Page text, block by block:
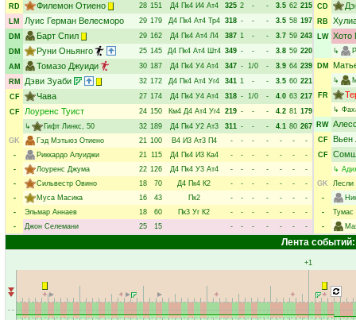
RD
Филемон Отиено 28 151 Д4 Пк4 И4 Ат4 325 2 - - 3.5 62 215
LM
Луис Герман Велесморо 29 179 Д4 Пк4 Ат4 Тр4 318 - - - 3.5 58 197
DM
Барт Спил 29 162 Д4 Пк4 Ат4 Л4 387 1 - - 3.7 59 243
DM
Руни Оньянго 25 145 Д4 Пк4 Ат4 Шт4 349 - - - 3.8 59 220
AM
Томазо Джуиди 30 187 Д4 Пк4 У4 Ат4 347 - 1/0 - 3.9 64 239
RM
Дэви Зуаби 32 172 Д4 Пк4 Ат4 Уг4 341 1 - - 3.5 60 221
CF
Чава 27 174 Д4 Пк4 У4 Ат4 318 - 1/0 - 4.0 63 217
CF
Лоуренс Туист 24 150 Км4 Д4 Ат4 Уг4 219 - - - 4.2 81 179
↳
Гифт Линкс, 50 32 189 Д4 Пк4 У2 Ат3 311 - - - 4.1 80 267
GK
Гэд Мэтьюз Отиено 21 100 В4 И3 Ат3 П4 - - - - - -
-
-
Риккардо Алуиджи 21 115 Д4 Пк4 И3 Ка4 - - - - - -
-
-
Лоуренс Джума 22 126 Д4 Пк4 У3 Ат4 - - - - - -
-
-
Сильвестр Овино 18 70 Д4 Пк4 К2 - - - - - -
-
-
Муса Масика 16 43 Пк2 - - - - - -
-
-
Эльмар Аннаев 18 60 Пк3 Уг К2 - - - - - -
-
-
Джон Селемани 25 15 - - - - - - -
CD
RB
LW Хото
↳
DM
↳
FR
↳
RW
CF Вьен
CF
↳
GK
Лесли
-
-
Тумас
-
Лента событий:
+1